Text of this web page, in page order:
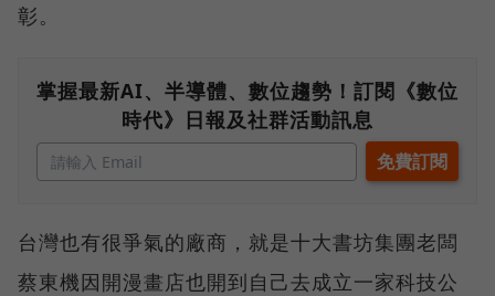
彰。
掌握最新AI、半導體、數位趨勢！訂閱《數位
時代》日報及社群活動訊息
台灣也有很爭氣的廠商，就是十大書坊集團老闆
蔡東機因開漫畫店也開到自己去成立一家科技公